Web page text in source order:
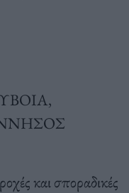
και σποραδικές